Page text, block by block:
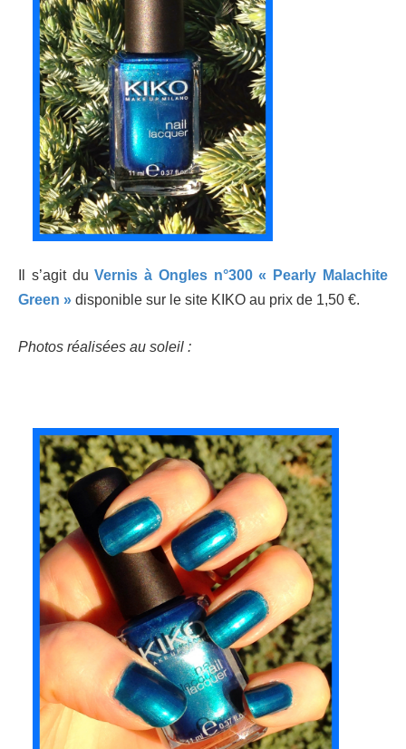
Il s’agit duVernis à Ongles n°300 « Pearly Malachite
Green » disponible sur le site KIKO au prix de 1,50 €.
Photos réalisées au soleil :